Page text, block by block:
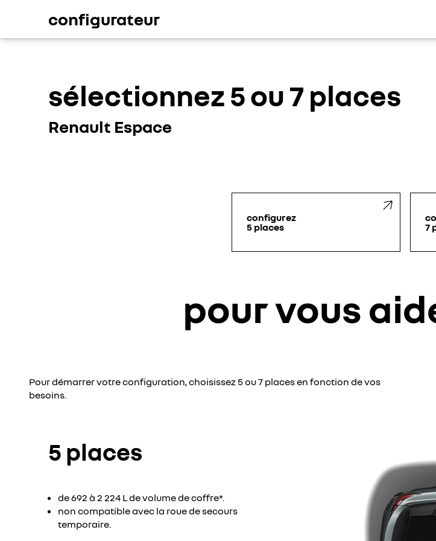
configurateur
sélectionnez 5 ou 7 places
Renault Espace
configurez
5 places
7
pour vous
Pour démarrer votre configuration, choisissez 5 ou 7 places en fonction de vos
besoins.
5 places
de 692 à 2 224 L de volume de coffre*.
non compatible avec la roue de secours
temporaire.